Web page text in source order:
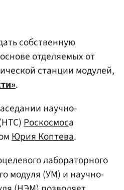
собственную
отделяемых от
станции модулей,
.
научно-
Роскосмоса
Юрия Коптева.
лабораторного
модуля (УМ) и научно-